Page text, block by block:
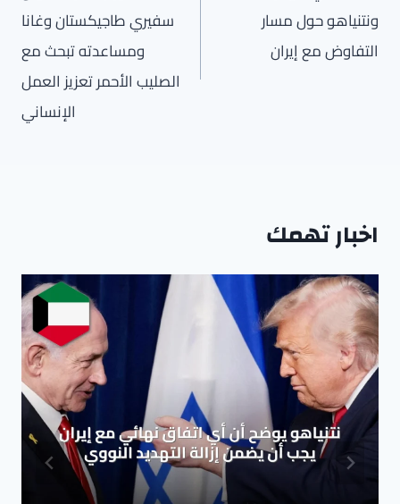
ونتنياهو حول مسار
التفاوض مع إيران
سفيري طاجيكستان وغانا
ومساعدته تبحث مع
الصليب الأحمر تعزيز العمل
الإنساني
اخبار تهمك